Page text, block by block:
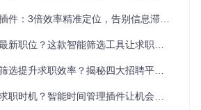
仍在活跃的有效岗位
：需谨慎投递的陈旧岗位
户一眼识别岗位新鲜度，就像交通信号灯
3倍效率精准定位，告别信息滞后的求职困境
位？这款智能筛选工具让求职效率提升300%
升求职效率？揭秘四大招聘平台时间管理神器
时机？智能时间管理插件让机会不再溜走